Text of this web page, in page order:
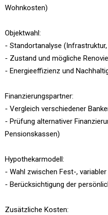
Wohnkosten)
Objektwahl:
- Standortanalyse
- Zustand und mögliche
- Energieeffizienz und
Finanzierungspartner:
- Vergleich verschiedener
- Prüfung alternativer
Pensionskassen)
Hypothekarmodell:
- Wahl zwischen Fest-,
- Berücksichtigung der
Zusätzliche Kosten: